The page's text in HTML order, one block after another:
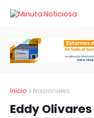
Inicio Nacionales
Eddy